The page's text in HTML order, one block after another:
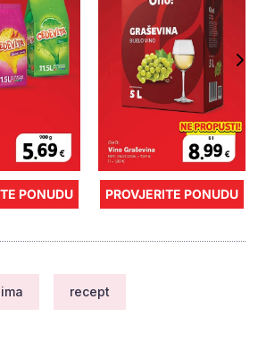
PONUDU PROVJERITE PONUDU
recept